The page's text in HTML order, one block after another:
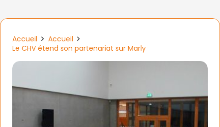
Accueil
Accueil
Le CHV étend son partenariat sur Marly